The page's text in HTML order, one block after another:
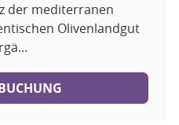
der mediterranen
Olivenlandgut